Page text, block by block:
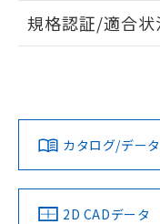
タイムチャート
A: 30mm以上、B:
ダウンロードデータを
みください。
ソフトウェアの使用条件
EU RoHS 注意事
対応済み
中国 RoHS 注意事
規格認証/適合状
LR型式承認
（イギリス
船舶規格）
（
カタログ/デー
2D CADデータ